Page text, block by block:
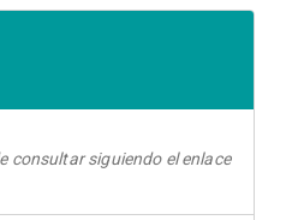
consultar siguiendo el enlace